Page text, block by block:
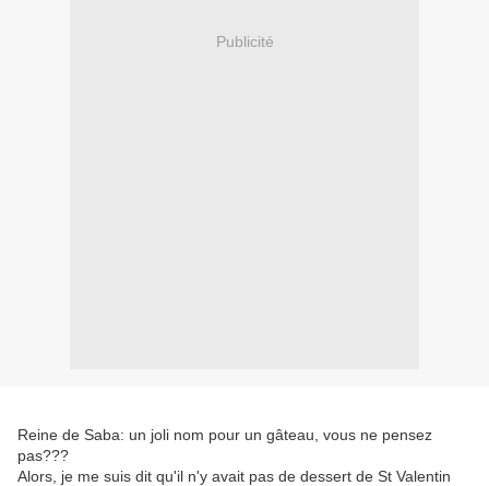
Publicité
Reine de Saba: un joli nom pour un gâteau, vous ne pensez
pas???
Alors, je me suis dit qu'il n'y avait pas de dessert de St Valentin